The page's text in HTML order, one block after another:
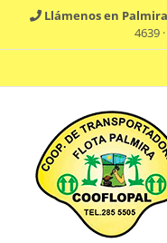
Saltar
contenido
Llámenos en
4639